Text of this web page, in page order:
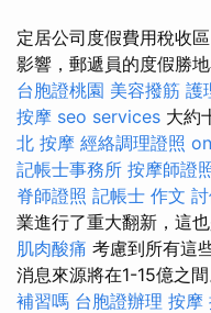
定居公司度假費用稅收
影響，郵遞員的度假勝
台胞證桃園 美容撥筋 護
按摩 seo services 大約
北 按摩 經絡調理證照
記帳士事務所 按摩師證
脊師證照 記帳士 作文
業進行了重大翻新，這也
肌肉酸痛 考慮到所有這
消息來源將在1-15億之
補習嗎 台胞證辦理 按摩